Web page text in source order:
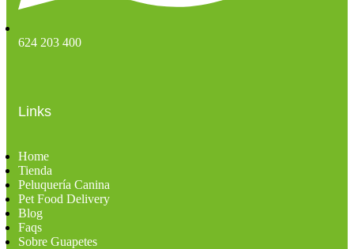
624 203 400
Links
Home
Tienda
Peluquería Canina
Pet Food Delivery
Blog
Faqs
Sobre Guapetes